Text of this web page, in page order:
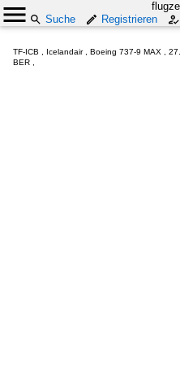
Suche
Registrieren
TF-ICB , Icelandair , Boeing 737-9 MAX ,
BER ,